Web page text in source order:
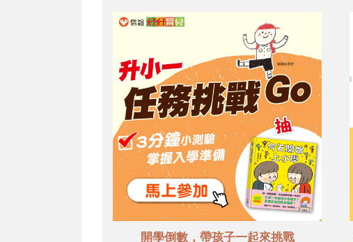
開學倒數，帶孩子一起來挑戰